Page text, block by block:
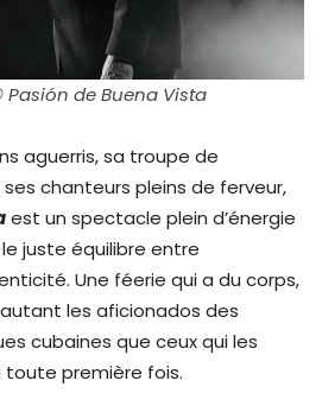
de Buena Vista
aguerris, sa troupe de
chanteurs pleins de ferveur,
est un spectacle plein d’énergie
juste équilibre entre
Une féerie qui a du corps,
les aficionados des
cubaines que ceux qui les
toute première fois.